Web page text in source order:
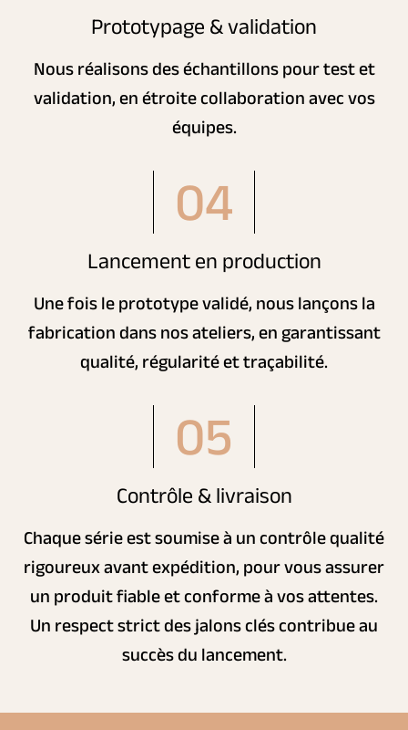
Prototypage & validation
Nous réalisons des échantillons pour test et
validation, en étroite collaboration avec vos
équipes.
04
Lancement en production
Une fois le prototype validé, nous lançons la
fabrication dans nos ateliers, en garantissant
qualité, régularité et traçabilité.
05
Contrôle & livraison
Chaque série est soumise à un contrôle qualité
rigoureux avant expédition, pour vous assurer
un produit fiable et conforme à vos attentes.
Un respect strict des jalons clés contribue au
succès du lancement.